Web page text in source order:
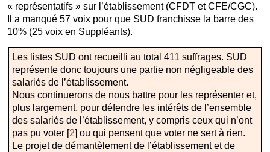
« représentatifs » sur l’établissement (CFDT et CFE/CGC).
Il a manqué 57 voix pour que SUD franchisse la barre des
10% (25 voix en Suppléants).
Les listes SUD ont recueilli au total 411 suffrages. SUD
représente donc toujours une partie non négligeable des
salariés de l’établissement.
Nous continuerons de nous battre pour les représenter et,
plus largement, pour défendre les intérêts de l’ensemble
des salariés de l’établissement, y compris ceux qui n’ont
pas pu voter [2] ou qui pensent que voter ne sert à rien.
Le projet de démantèlement de l’établissement et de